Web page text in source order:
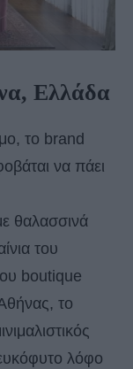
Ελλάδα
το brand
να πάει
θαλασσινά
του
boutique
το
λόφο